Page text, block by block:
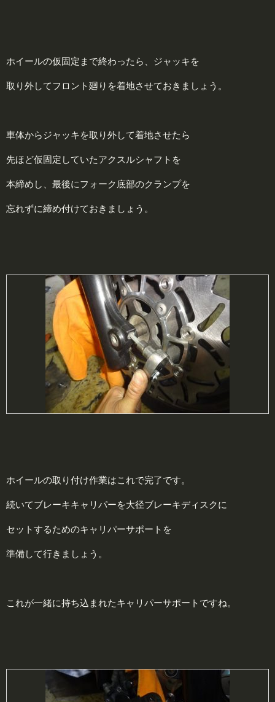
ホイールの仮固定まで終わったら、ジャッキを
取り外してフロント廻りを着地させておきましょう。
車体からジャッキを取り外して着地させたら
先ほど仮固定していたアクスルシャフトを
本締めし、最後にフォーク底部のクランプを
忘れずに締め付けておきましょう。
ホイールの取り付け作業はこれで完了です。
続いてブレーキキャリパーを大径ブレーキディスクに
セットするためのキャリパーサポートを
準備して行きましょう。
これが一緒に持ち込まれたキャリパーサポートですね。